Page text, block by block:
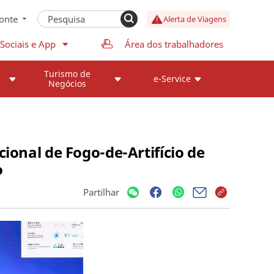
Alerta de Viagens
e App Área dos trabalhadores
Turismo de
Negócios
e-Service
de Fogo-de-Artifício de
Partilhar